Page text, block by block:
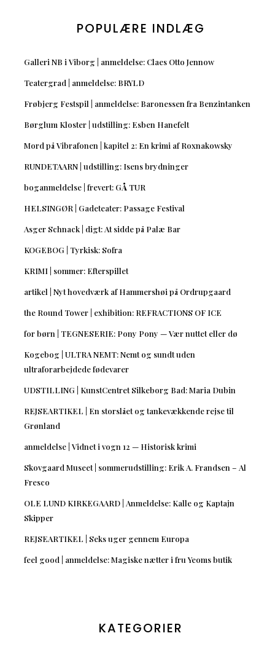
POPULÆRE INDLÆG
Galleri NB i Viborg | anmeldelse: Claes Otto Jennow
Teatergrad | anmeldelse: BRYLD
Frøbjerg Festspil | anmeldelse: Baronessen fra Benzintanken
Børglum Kloster | udstilling: Esben Hanefelt
Mord på Vibrafonen | kapitel 2: En krimi af Roxnakowsky
RUNDETAARN | udstilling: Isens brydninger
boganmeldelse | frevert: GÅ TUR
HELSINGØR | Gadeteater: Passage Festival
Asger Schnack | digt: At sidde på Palæ Bar
KOGEBOG | Tyrkisk: Sofra
KRIMI | sommer: Efterspillet
artikel | Nyt hovedværk af Hammershøi på Ordrupgaard
the Round Tower | exhibition: REFRACTIONS OF ICE
for børn | TEGNESERIE: Pony Pony — Vær nuttet eller dø
Kogebog | ULTRA NEMT: Nemt og sundt uden
ultraforarbejdede fødevarer
UDSTILLING | KunstCentret Silkeborg Bad: Maria Dubin
REJSEARTIKEL | En storslået og tankevækkende rejse til
Grønland
anmeldelse | Vidnet i vogn 12 — Historisk krimi
Skovgaard Museet | sommerudstilling: Erik A. Frandsen – Al
Fresco
OLE LUND KIRKEGAARD | Anmeldelse: Kalle og Kaptajn
Skipper
REJSEARTIKEL | Seks uger gennem Europa
feel good | anmeldelse: Magiske nætter i fru Yeoms butik
KATEGORIER